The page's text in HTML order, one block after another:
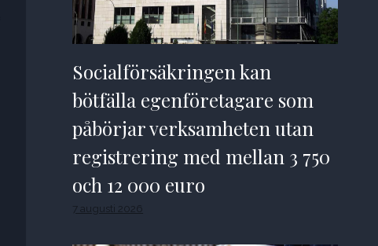
Socialförsäkringen kan
bötfälla egenföretagare som
påbörjar verksamheten utan
registrering med mellan 3 750
och 12 000 euro
7 augusti 2026